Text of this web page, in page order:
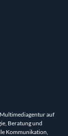
auf
Beratung und
Kommunikation,